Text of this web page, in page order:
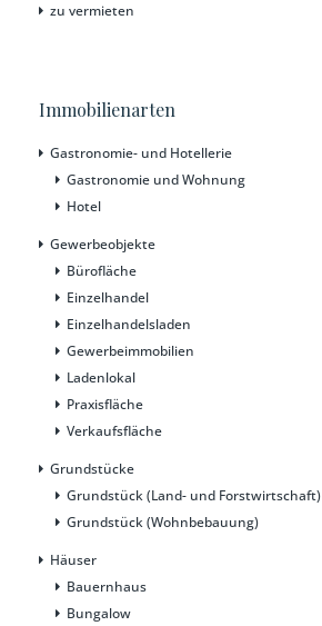
zu vermieten
Immobilienarten
Gastronomie- und Hotellerie
Gastronomie und Wohnung
Hotel
Gewerbeobjekte
Bürofläche
Einzelhandel
Einzelhandelsladen
Gewerbeimmobilien
Ladenlokal
Praxisfläche
Verkaufsfläche
Grundstücke
Grundstück (Land- und Forstwirtschaft)
Grundstück (Wohnbebauung)
Häuser
Bauernhaus
Bungalow